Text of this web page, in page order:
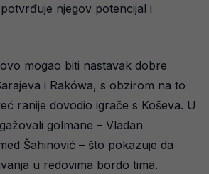
njegov potencijal i
mogao biti nastavak dobre
i Rakówa, s obzirom na to
ranije dovodio igrače s Koševa. U
golmane – Vladan
Šahinović – što pokazuje da
u redovima bordo tima.